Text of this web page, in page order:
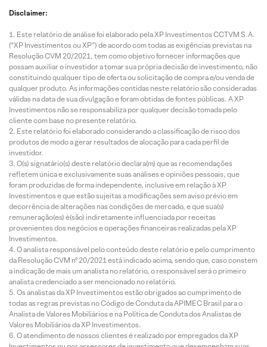
Disclaimer:
Este relatório de análise foi elaborado pela XP Investimentos CCTVM S.A.
(“XP Investimentos ou XP”) de acordo com todas as exigências previstas na
Resolução CVM 20/2021, tem como objetivo fornecer informações que
possam auxiliar o investidor a tomar sua própria decisão de investimento, não
constituindo qualquer tipo de oferta ou solicitação de compra e/ou venda de
qualquer produto. As informações contidas neste relatório são consideradas
válidas na data de sua divulgação e foram obtidas de fontes públicas. A XP
Investimentos não se responsabiliza por qualquer decisão tomada pelo
cliente com base no presente relatório.
Este relatório foi elaborado considerando a classificação de risco dos
produtos de modo a gerar resultados de alocação para cada perfil de
investidor.
O(s) signatário(s) deste relatório declara(m) que as recomendações
refletem única e exclusivamente suas análises e opiniões pessoais, que
foram produzidas de forma independente, inclusive em relação à XP
Investimentos e que estão sujeitas a modificações sem aviso prévio em
decorrência de alterações nas condições de mercado, e que sua(s)
remuneração(es) é(são) indiretamente influenciada por receitas
provenientes dos negócios e operações financeiras realizadas pela XP
Investimentos.
O analista responsável pelo conteúdo deste relatório e pelo cumprimento
da Resolução CVM nº 20/2021 está indicado acima, sendo que, caso constem
a indicação de mais um analista no relatório, o responsável será o primeiro
analista credenciado a ser mencionado no relatório.
Os analistas da XP Investimentos estão obrigados ao cumprimento de
todas as regras previstas no Código de Conduta da APIMEC Brasil para o
Analista de Valores Mobiliários e na Política de Conduta dos Analistas de
Valores Mobiliários da XP Investimentos.
O atendimento de nossos clientes é realizado por empregados da XP